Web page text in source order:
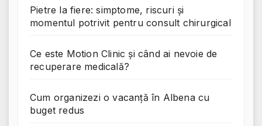
Pietre la fiere: simptome, riscuri și
momentul potrivit pentru consult chirurgical
Ce este Motion Clinic și când ai nevoie de
recuperare medicală?
Cum organizezi o vacanță în Albena cu
buget redus